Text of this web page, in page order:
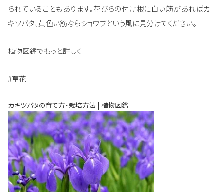
られていることもあります。花びらの付け根に白い筋があればカ
キツバタ、黄色い筋ならショウブという風に見分けてください。
植物図鑑でもっと詳しく
#草花
カキツバタの育て方・栽培方法 | 植物図鑑